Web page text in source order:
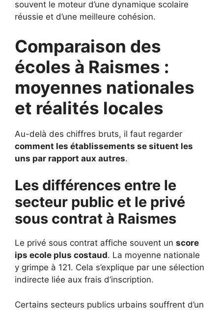
souvent le moteur d’une dynamique scolaire
réussie et d’une meilleure cohésion.
Comparaison des
écoles à Raismes :
moyennes nationales
et réalités locales
Au-delà des chiffres bruts, il faut regarder
comment les établissements se situent les
uns par rapport aux autres.
Les différences entre le
secteur public et le privé
sous contrat à Raismes
Le privé sous contrat affiche souvent un score
ips ecole plus costaud. La moyenne nationale
y grimpe à 121. Cela s’explique par une sélection
indirecte liée aux frais d’inscription.
Certains secteurs publics urbains souffrent d’un